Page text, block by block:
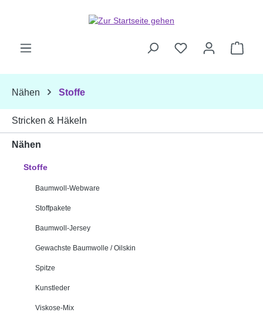
Nähen Stoffe
Stricken & Häkeln
Nähen
Stoffe
Baumwoll-Webware
Stoffpakete
Baumwoll-Jersey
Gewachste Baumwolle / Oilskin
Spitze
Kunstleder
Viskose-Mix